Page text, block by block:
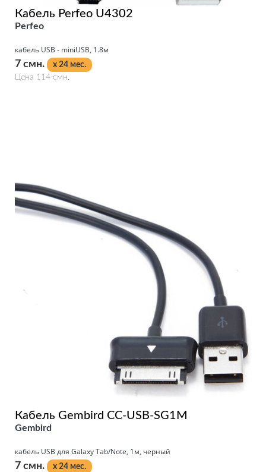
Кабель Perfeo U4302
Perfeo
кабель USB - miniUSB, 1.8м
7 смн.
x 24 мес.
Цена 114 смн.
Кабель Gembird CC-USB-SG1M
Gembird
кабель USB для Galaxy Tab/Note, 1м, черный
7 смн.
x 24 мес.